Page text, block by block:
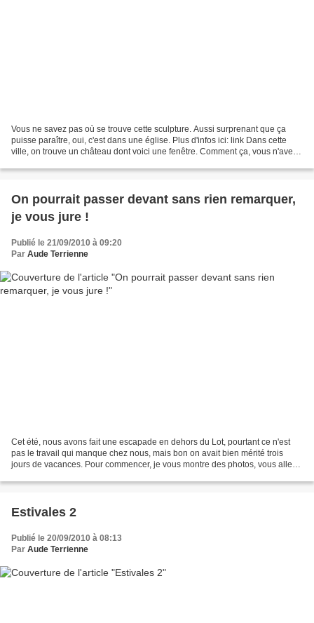
Vous ne savez pas où se trouve cette sculpture. Aussi surprenant que ça
puisse paraître, oui, c'est dans une église. Plus d'infos ici: link Dans cette
ville, on trouve un château dont voici une fenêtre. Comment ça, vous n'avez
On pourrait passer devant sans rien remarquer,
je vous jure !
Publié le 21/09/2010 à 09:20
Par Aude Terrienne
Cet été, nous avons fait une escapade en dehors du Lot, pourtant ce n'est
pas le travail qui manque chez nous, mais bon on avait bien mérité trois
jours de vacances. Pour commencer, je vous montre des photos, vous allez
Estivales 2
Publié le 20/09/2010 à 08:13
Par Aude Terrienne